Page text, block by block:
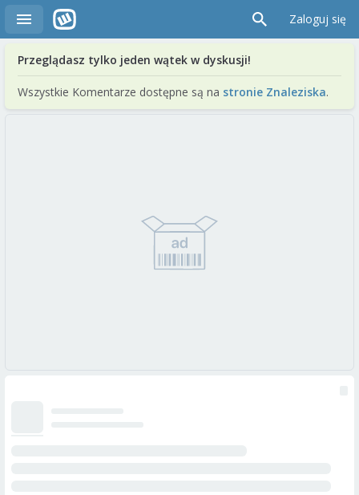
Zaloguj się
Przeglądasz tylko jeden wątek w dyskusji!
Wszystkie Komentarze dostępne są na stronie Znaleziska.